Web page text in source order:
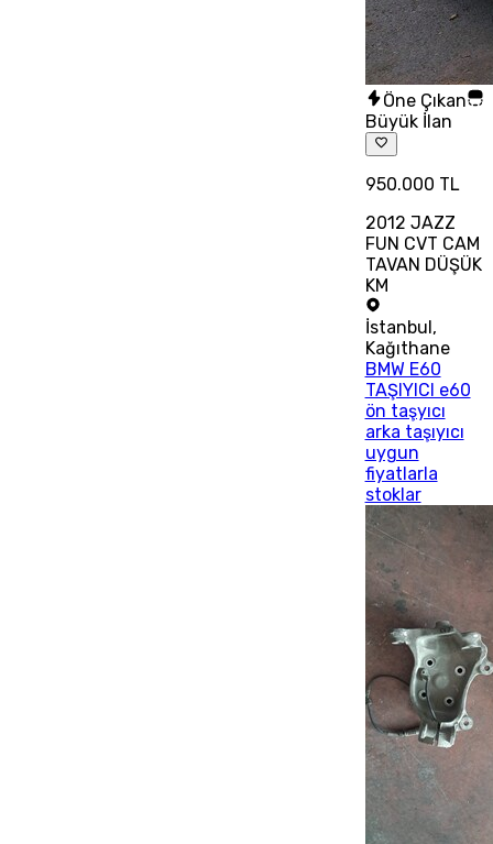
Öne Çıkan
Büyük İlan
950.000 TL
2012 JAZZ
FUN CVT CAM
TAVAN DÜŞÜK
KM
İstanbul,
Kağıthane
BMW E60
TAŞIYICI e60
ön taşyıcı
arka taşıyıcı
uygun
fiyatlarla
stoklar